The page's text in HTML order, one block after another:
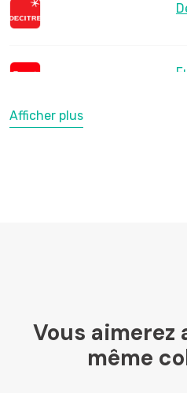
Afficher plus
Vous aimerez
même